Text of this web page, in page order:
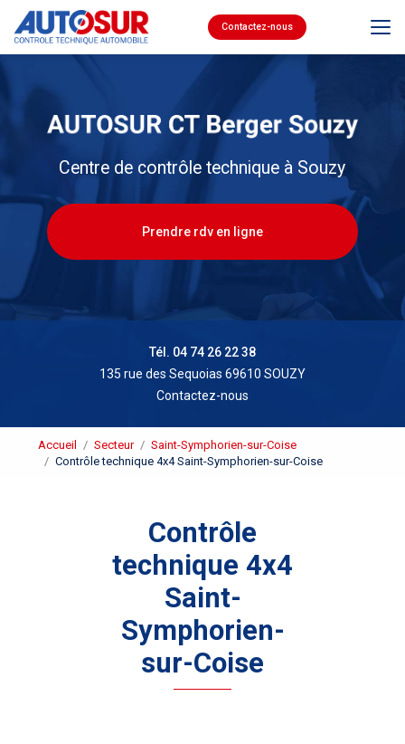
contenu
Contactez-nous
Centre de contrôle technique à Souzy
Prendre rdv en ligne
Tél. 04 74 26 22 38
135 rue des Sequoias 69610 SOUZY
Contactez-nous
Accueil Secteur
Saint-Symphorien-sur-Coise
Contrôle technique 4x4 Saint-Symphorien-sur-Coise
Contrôle
technique 4x4
Saint-
Symphorien-
sur-Coise